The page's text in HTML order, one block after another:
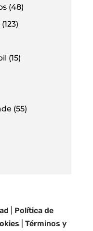
(48)
(123)
(15)
(55)
Política de
|Términos y